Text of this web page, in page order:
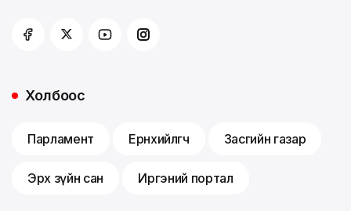
Холбоос
Парламент Ерөнхийлөгч Засгийн газар
Эрх зүйн сан Иргэний портал